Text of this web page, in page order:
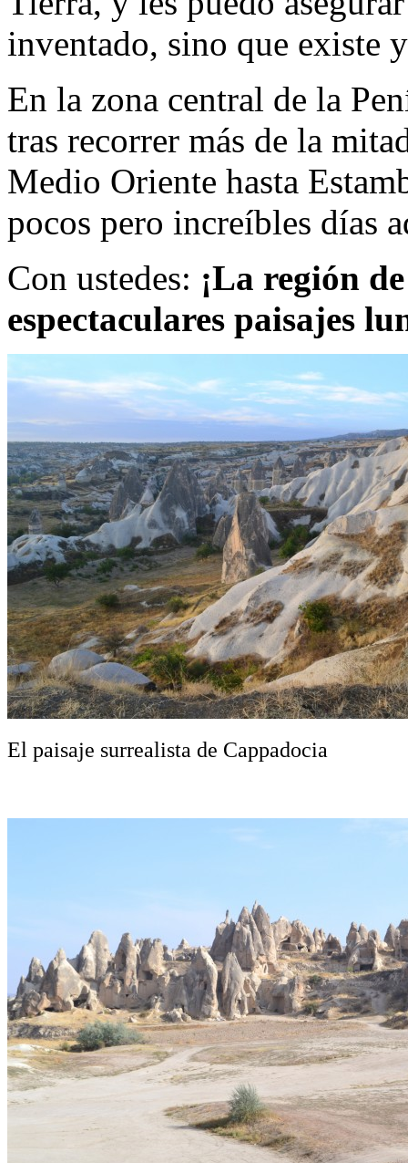
inventado, sino que existe
En la zona central de la
tras recorrer más de la
Medio Oriente hasta
pocos pero increíbles días
Con ustedes: ¡La región
espectaculares paisajes
El paisaje surrealista de Cappadocia